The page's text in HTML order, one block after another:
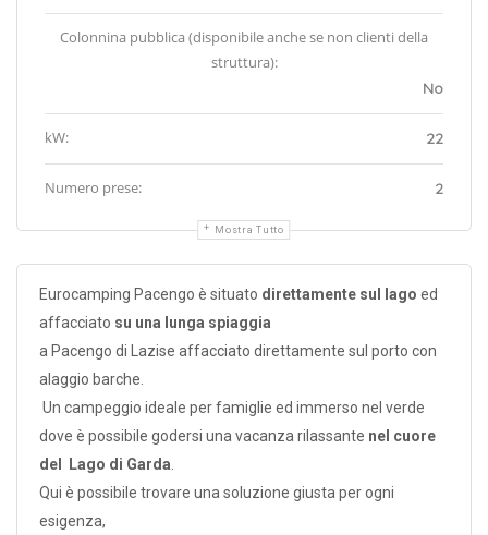
Colonnina pubblica (disponibile anche se non clienti della
struttura):
No
kW: 22
Numero prese: 2
Mostra Tutto
Eurocamping Pacengo è situato direttamente sul lago ed
affacciato su una lunga spiaggia
a Pacengo di Lazise affacciato direttamente sul porto con
alaggio barche.
Un campeggio ideale per famiglie ed immerso nel verde
dove è possibile godersi una vacanza rilassante nel cuore
del Lago di Garda
Qui è possibile trovare una soluzione giusta per ogni
esigenza,